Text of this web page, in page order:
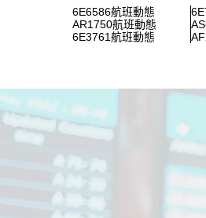
6E6586航班動態
AR1750航班動態
6E3761航班動態